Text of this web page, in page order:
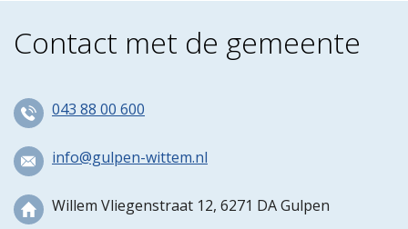
Contact met de gemeente
043 88 00 600
info@gulpen-wittem.nl
Willem Vliegenstraat 12, 6271 DA Gulpen